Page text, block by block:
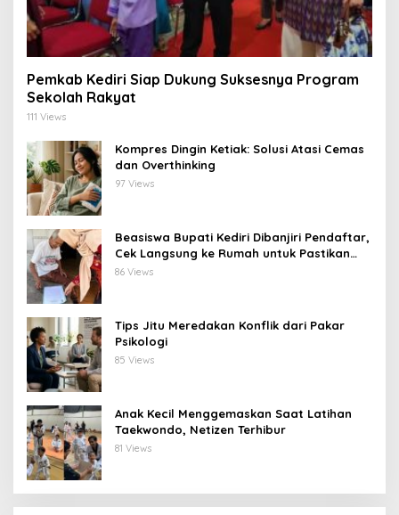
Pemkab Kediri Siap Dukung Suksesnya Program
Sekolah Rakyat
111 Views
Kompres Dingin Ketiak: Solusi Atasi Cemas
dan Overthinking
97 Views
Beasiswa Bupati Kediri Dibanjiri Pendaftar,
Cek Langsung ke Rumah untuk Pastikan
Tepat Sasaran
86 Views
Tips Jitu Meredakan Konflik dari Pakar
Psikologi
85 Views
Anak Kecil Menggemaskan Saat Latihan
Taekwondo, Netizen Terhibur
81 Views